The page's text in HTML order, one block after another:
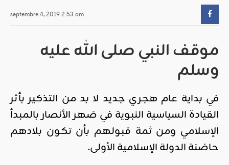
septembre 4, 2019 2:53 am
موقف النبي صلى الله عليه
وسلم
في بداية عام هجري جديد لا بد من التذكير بأثر
القيادة السياسية النبوية في صَهر الأنصار بالمبدأ
الإسلامي ومن ثمة قبولهم بأن تكون بلادهم
حاضنة الدولة الإسلامية الأولى.